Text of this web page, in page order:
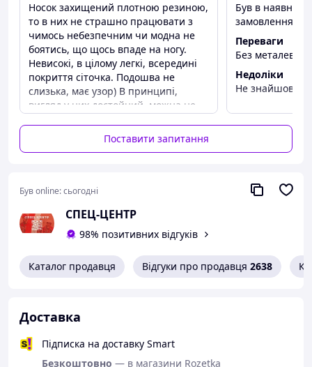
Носок захищений плотною резиною,
то в них не страшно працювати з
чимось небезпечним чи модна не
боятись, що щось впаде на ногу.
Невисокі, в цілому легкі, всередині
покриття сіточка. Подошва не
слизька, має узор) В принципі,
вигляд у них достойний, можна не
а й десь в місто вийти, під джинси
Був в
замовлення,
Переваги
Без
Недоліки
Не знайшов
Поставити запитання
Був online:сьогодні
СПЕЦ-ЦЕНТР
98% позитивних відгуків
Каталог продавця Відгуки про продавця 2638
Доставка
Підписка на доставку Smart
Безкоштовно — в магазини Rozetka